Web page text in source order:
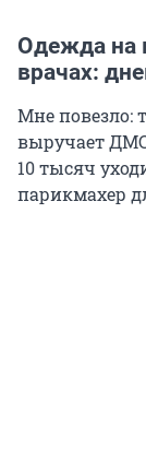
Одежда на
врачах:
Мне повезло:
выручает
10 тысяч
парикмахер